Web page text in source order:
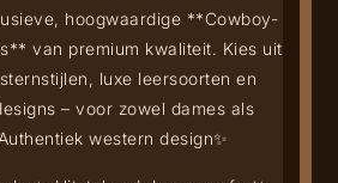
hoogwaardige **Cowboy-
van premium kwaliteit. Kies uit
luxe leersoorten en
– voor zowel dames als
western design✨